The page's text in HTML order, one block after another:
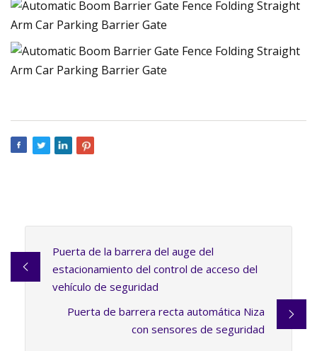
Puerta de la barrera del auge del
estacionamiento del control de acceso del
vehículo de seguridad
Puerta de barrera recta automática Niza
con sensores de seguridad